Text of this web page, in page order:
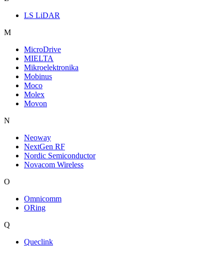
LS LiDAR
M
MicroDrive
MIELTA
Mikroelektronika
Mobinus
Moco
Molex
Movon
N
Neoway
NextGen RF
Nordic Semiconductor
Novacom Wireless
O
Omnicomm
ORing
Q
Queclink